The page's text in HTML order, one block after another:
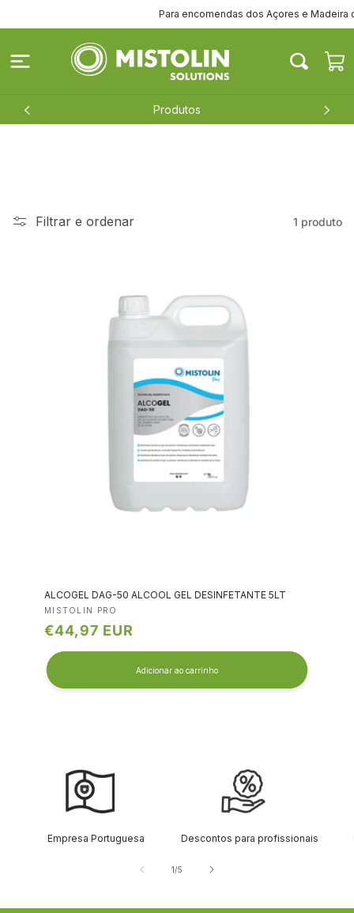
conteúdo
Para encomendas dos Açores e Madeira
Produtos
Filtrar e ordenar 1 produto
ALCOGEL DAG-50 ALCOOL GEL DESINFETANTE 5LT
Fornecedor:
MISTOLIN PRO
Preço
normal
€44,97 EUR
Adicionar ao carrinho
Empresa Portuguesa Descontos para profissionais
1/de
5